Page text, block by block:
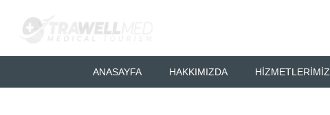
ANASAYFA HAKKIMIZDA HIZMETLERIMIZ